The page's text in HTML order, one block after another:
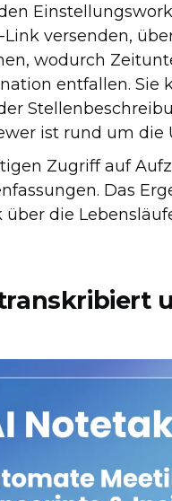
versenden,
wodurch
entfallen. Sie
ist rund um die
Zugriff auf
Das
über die